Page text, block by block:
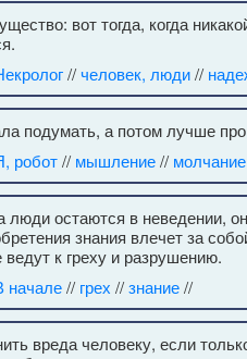
вот тогда, когда
//человек, люди//
подумать, а потом лучше
робот// мышление// молчание
остаются в неведении,
знания влечет за
к греху и разрушению.
начале// грех //знание//
вреда человеку, если